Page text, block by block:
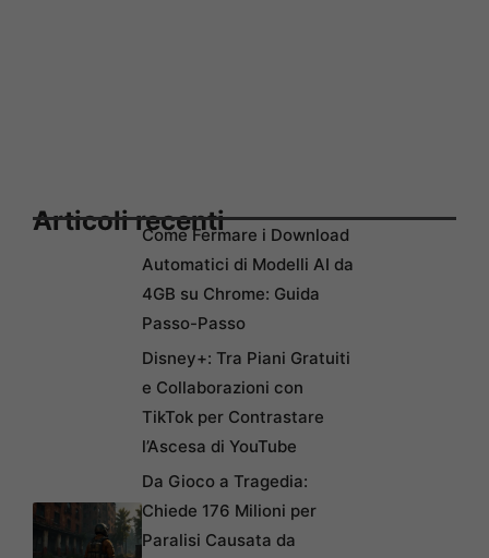
Articoli recentiCome Fermare i Download
Automatici di Modelli AI da
4GB su Chrome: Guida
Passo-Passo
Disney+: Tra Piani Gratuiti
e Collaborazioni con
TikTok per Contrastare
l’Ascesa di YouTube
Da Gioco a Tragedia:
Chiede 176 Milioni per
Paralisi Causata da